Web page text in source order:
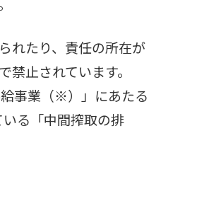
れたり、責任の所在が
止されています。
事業（※）」にあたる
る「中間搾取の排